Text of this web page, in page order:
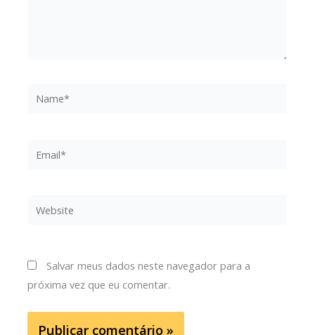
Website
Salvar meus dados neste navegador para a
próxima vez que eu comentar.